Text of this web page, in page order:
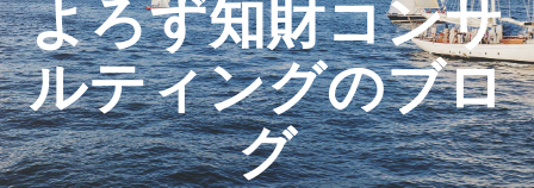
​よろず知財コンサ
ルティングのブロ
グ